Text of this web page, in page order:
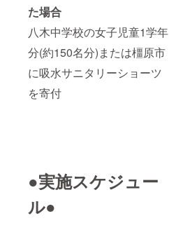
た場合
八木中学校の女子児童1学年
分(約150名分)または橿原市
に吸水サニタリーショーツ
を寄付
●実施スケジュー
ル●